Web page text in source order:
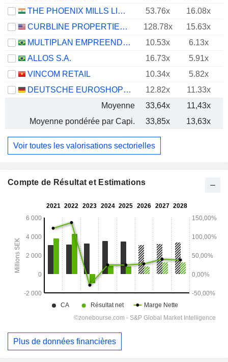
THE PHOENIX MILLS LIMITED
53.76x 16.08x
CURBLINE PROPERTIES CORP.
128.78x
15.63x
MULTIPLAN EMPREENDIMENTOS IMOBILIARIOS S.A.
10.53x
6.13x
ALLOS S.A.
16.73x
5.91x
VINCOM RETAIL
10.34x
5.82x
DEUTSCHE EUROSHOP AG
12.82x 11.33x
Moyenne
33,64x 11,43x
Moyenne pondérée par Capi.
33,85x 13,63x
Voir toutes les valorisations sectorielles
Compte de Résultat et Estimations
Plus de données financières